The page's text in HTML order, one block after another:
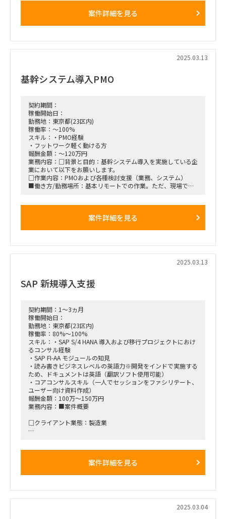
□プロジェクト概要：
□作業内容：
・SAP（FI/CO）導入に向けFit&Gap検証を通じたGap抽出
・Gap解消策検討、策定
・各種討議のファイシリテート、および討議結果取り纏め
※PM業務は担当外
※アサインフェーズ ToBe概要検討
■稼働開始日：2025/4/16 ～ 2025/7末
■稼働率：100％
■働き方/勤務場所：都内（元請オフィス（外苑前）orクライ
アントオフィス（大田区））
案件詳細を見る
2025.03.13
基幹システム導入PMO
契約期間：
稼働開始日：
勤務地：東京都(23区内)
稼働率：～100%
スキル：・PMO経験
・フットワーク軽く動ける方
報酬金額：～120万円
業務内容：□背景と目的：基幹システム導入を実施している企
業において以下をお願いします。
□作業内容：PMOおよび各種検討支援（業務、システム）
■働き方/勤務場所：基本リモートでの作業。ただ、現場での
案件詳細を見る
2025.03.13
SAP 新規導入支援
契約期間：1～3ヵ月
稼働開始日：
勤務地：東京都(23区内)
稼働率：80%～100%
スキル：・SAP S/4 HANA 導入および移行プロジェクトにおけ
るコンサル経験
・SAP FI-AA モジュールの知見
・読み書きビジネスレベルの英語力※開発をインドで実施する
ため、ドキュメントは英語（翻訳ソフト使用可能）
・コアコンサルスキル（一人でセッションをファシリテート、
ユーザー向け資料作成）
報酬金額：100万～150万円
業務内容：■案件概要
□クライアント業態：製造業
□作業内容： ・移行対応 ・結合、統合テストスクリプト作
案件詳細を見る
2025.03.04